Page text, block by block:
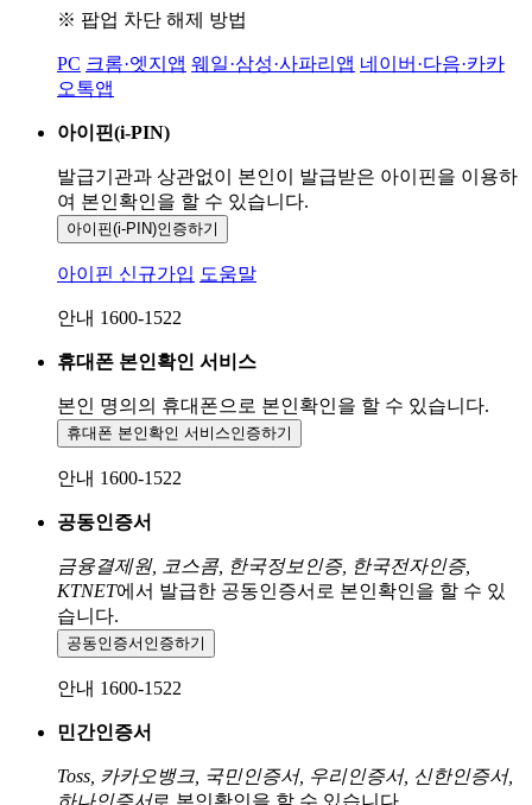
※ 팝업 차단 해제 방법
PC 크롬·엣지앱 웨일·삼성·사파리앱 네이버·다음·카카
오톡앱
아이핀(i-PIN)
발급기관과 상관없이 본인이 발급받은 아이핀을 이용하
여 본인확인을 할 수 있습니다.
아이핀(i-PIN)인증하기
아이핀 신규가입 도움말
안내 1600-1522
휴대폰 본인확인 서비스
본인 명의의 휴대폰으로 본인확인을 할 수 있습니다.
휴대폰 본인확인 서비스인증하기
안내 1600-1522
공동인증서
금융결제원, 코스콤, 한국정보인증, 한국전자인증,
KTNET에서 발급한 공동인증서로 본인확인을 할 수 있
습니다.
공동인증서 인증하기
안내 1600-1522
민간인증서
Toss, 카카오뱅크, 국민인증서, 우리인증서, 신한인증서,